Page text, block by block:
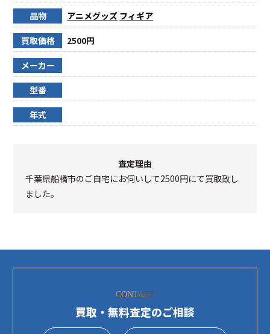
品物 アニメグッズ フィギア
買取価格 2500円
メーカー
型番
年式
査定理由
千葉県船橋市のご自宅にお伺いして2500円にて買取致し
ました。
CONTACT
買取・無料査定のご相談